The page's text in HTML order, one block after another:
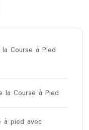
Course à Pied
la Course à Pied
à pied avec